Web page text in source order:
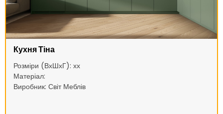
Кухня Тіна
Розміри (ВхШхГ): хх
Матеріал:
Виробник: Світ Меблів